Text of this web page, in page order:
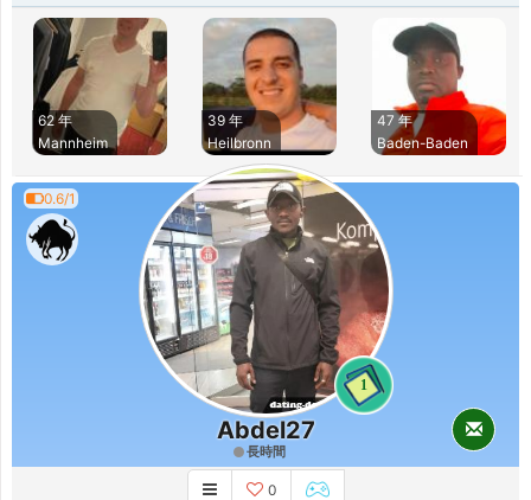
62 年
Mannheim
39 年
Heilbronn
47 年
Baden-Baden
0.6/1
1
Abdel27
長時間
0